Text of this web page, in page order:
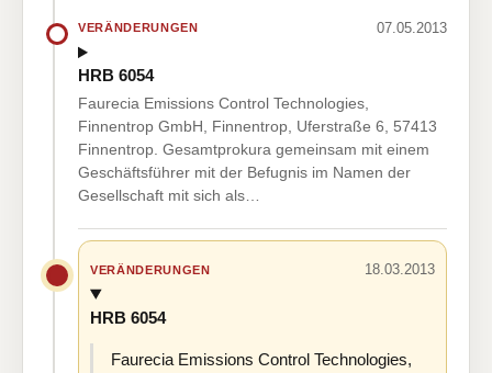
VERÄNDERUNGEN 07.05.2013
HRB 6054
Faurecia Emissions Control Technologies,
Finnentrop GmbH, Finnentrop, Uferstraße 6, 57413
Finnentrop. Gesamtprokura gemeinsam mit einem
Geschäftsführer mit der Befugnis im Namen der
Gesellschaft mit sich als…
VERÄNDERUNGEN 18.03.2013
HRB 6054
Faurecia Emissions Control Technologies,